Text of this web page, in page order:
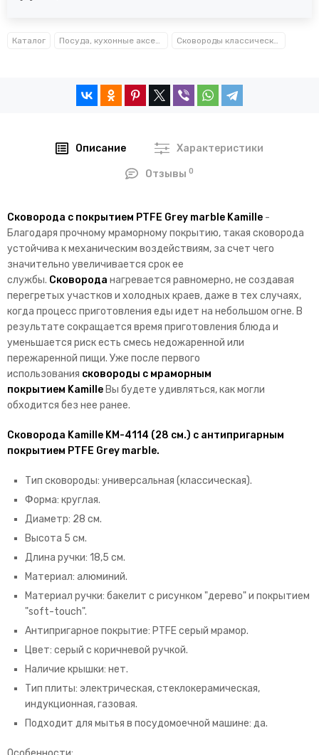
Каталог Посуда, кухонные аксессуары и принадлежности TM Kamille TM Ofenbach Сковороды классические Kamille™ Ofenbach™
Описание Характеристики
Отзывы0
Сковорода с покрытием PTFE Grey marble Kamille -
Благодаря прочному мраморному покрытию, такая сковорода
устойчива к механическим воздействиям, за счет чего
значительно увеличивается срок ее
службы. Сковорода нагревается равномерно, не создавая
перегретых участков и холодных краев, даже в тех случаях,
когда процесс приготовления еды идет на небольшом огне. В
результате сокращается время приготовления блюда и
уменьшается риск есть смесь недожаренной или
пережаренной пищи. Уже после первого
использования сковороды с мраморным
покрытием Kamille Вы будете удивляться, как могли
обходится без нее ранее.
Сковорода Kamille KM-4114 (28 см.) с антипригарным
покрытием PTFE Grey marble.
Тип сковороды: универсальная (классическая).
Форма: круглая.
Диаметр: 28 см.
Высота 5 см.
Длина ручки: 18,5 см.
Материал: алюминий.
Материал ручки: бакелит с рисунком "дерево" и покрытием
"soft-touch".
Антипригарное покрытие: PTFE серый мрамор.
Цвет: серый с коричневой ручкой.
Наличие крышки: нет.
Тип плиты: электрическая, стеклокерамическая,
индукционная, газовая.
Подходит для мытья в посудомоечной машине: да.